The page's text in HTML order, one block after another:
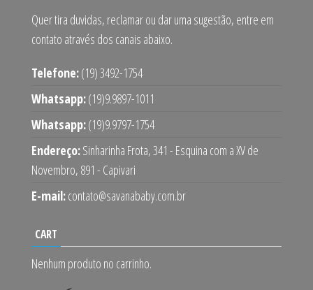
Quer tira duvidas, reclamar ou dar uma sugestão, entre em
contato através dos canais abaixo.
Telefone:(19) 3492-1754
Whatsapp:(19)9.9897-1011
Whatsapp:(19)9.9797-1754
Endereço:Sinharinha Frota, 341 - Esquina com a XV de
Novembro, 891 - Capivari
E-mail:contato@savanababy.com.br
CART
Nenhum produto no carrinho.